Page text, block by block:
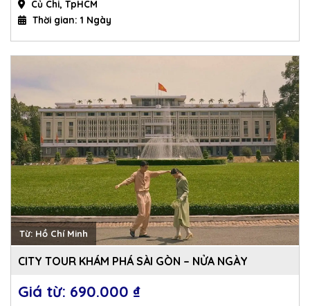
Củ Chi, TpHCM
Thời gian: 1 Ngày
Từ: Hồ Chí Minh
CITY TOUR KHÁM PHÁ SÀI GÒN – NỬA NGÀY
690.000 ₫